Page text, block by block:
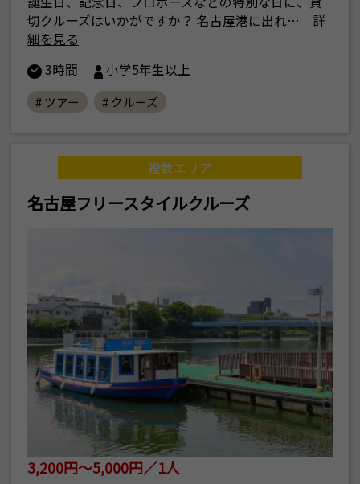
切クルーズはいかがですか？ 名古屋港に出れ…
詳
細を見る
3時間
小学5年生以上
# ツアー # クルーズ
複数エリア
名古屋フリースタイルクルーズ
3,200円～5,000円／1人